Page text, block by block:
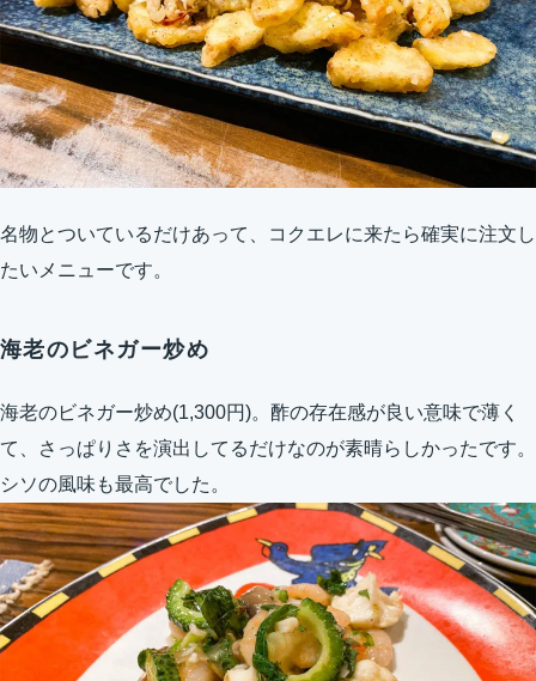
名物とついているだけあって、コクエレに来たら確実に注文し
たいメニューです。
海老のビネガー炒め
海老のビネガー炒め(1,300円)。酢の存在感が良い意味で薄く
て、さっぱりさを演出してるだけなのが素晴らしかったです。
シソの風味も最高でした。